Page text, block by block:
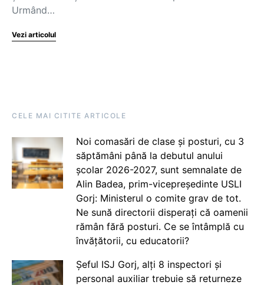
Urmând…
Vezi articolul
CELE MAI CITITE ARTICOLE
Noi comasări de clase și posturi, cu 3
săptămâni până la debutul anului
școlar 2026-2027, sunt semnalate de
Alin Badea, prim-vicepreședinte USLI
Gorj: Ministerul o comite grav de tot.
Ne sună directorii disperați că oamenii
rămân fără posturi. Ce se întâmplă cu
învățătorii, cu educatorii?
Șeful ISJ Gorj, alți 8 inspectori și
personal auxiliar trebuie să returneze